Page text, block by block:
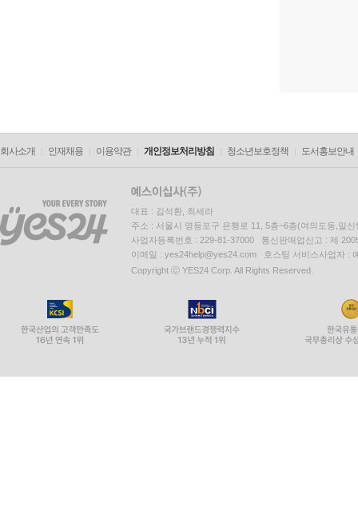
회사소개 인재채용 이용약관 개인정보처리방침 청소년보호정책 도서홍보안내
대표 : 김석환, 최세라
주소 : 서울시 영등포구 은행로 11, 5층~6층(여의도동,일신
사업자등록번호 : 229-81-37000 통신판매업신고 : 제
이메일 : yes24help@yes24.com 호스팅 서비스사업자 :
Copyright ⓒ YES24 Corp. All Rights Reserved.